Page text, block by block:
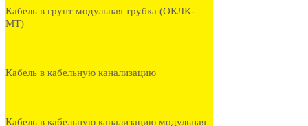
Кабель в грунт модульная трубка (ОКЛК-
МТ)
Кабель в кабельную канализацию
Кабель в кабельную канализацию модульная